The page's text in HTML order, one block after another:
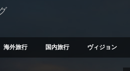
海外旅行 国内旅行 ヴィジョン